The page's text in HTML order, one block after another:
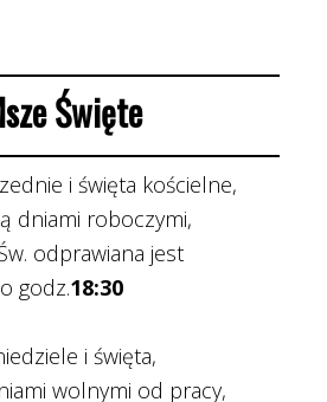
Święte
i święta kościelne,
dniami roboczymi,
odprawiana jest
o godz.18:30
i święta,
wolnymi od pracy,